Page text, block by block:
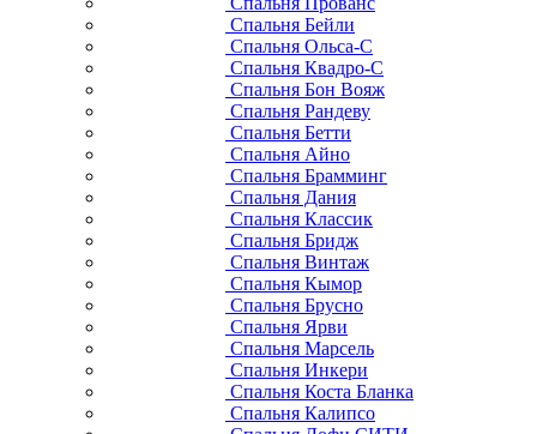
Спальня Бейли
Спальня Ольса-С
Спальня Квадро-С
Спальня Бон Вояж
Спальня Рандеву
Спальня Бетти
Спальня Айно
Спальня Брамминг
Спальня Дания
Спальня Классик
Спальня Бридж
Спальня Винтаж
Спальня Кымор
Спальня Брусно
Спальня Ярви
Спальня Марсель
Спальня Инкери
Спальня Коста Бланка
Спальня Калипсо